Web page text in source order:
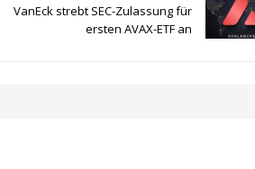
VanEck strebt SEC-Zulassung für
ersten AVAX-ETF an